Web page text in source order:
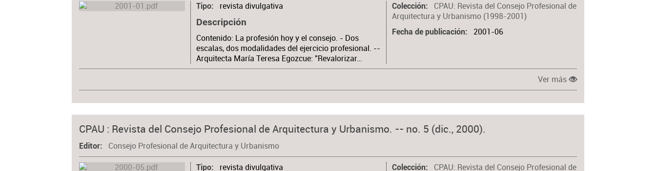
Tipo revista divulgativa
Descripción
Contenido: La profesión hoy y el consejo. - Dos
escalas, dos modalidades del ejercicio profesional. --
Arquitecta María Teresa Egozcue: "Revalorizar…
Colección
CPAU: Revista del Consejo Profesional de
Arquitectura y Urbanismo (1998-2001)
Fecha de publicación 2001-06
Ver más
CPAU : Revista del Consejo Profesional de Arquitectura y Urbanismo. -- no. 5 (dic., 2000).
Editor Consejo Profesional de Arquitectura y Urbanismo
Tipo revista divulgativa Colección
CPAU: Revista del Consejo Profesional de